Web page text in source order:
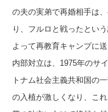
の夫の実弟で再婚相手は
り、フルロと戦ったとい
よって再教育キャンプに
内部対立は、1975年のサ
トナム社会主義共和国の
の入植が激しくなり、こ